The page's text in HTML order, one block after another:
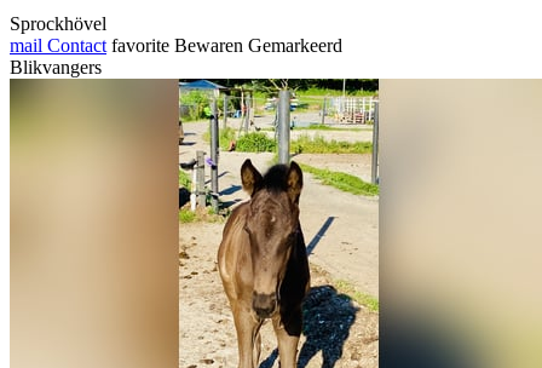
Sprockhövel
mail Contact favorite Bewaren Gemarkeerd
Blikvangers